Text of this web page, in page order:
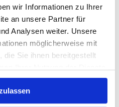
wir Informationen zu Ihrer
an unsere Partner für
Analysen weiter. Unsere
möglicherweise mit
die Sie ihnen bereitgestellt